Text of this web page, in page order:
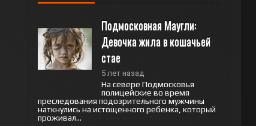
Подмосковная Маугли:
Девочка жила в кошачьей
стае
5 лет назад
На севере Подмосковья
полицейские во время
преследования подозрительного мужчины
наткнулись на истощенного ребенка, который
проживал...